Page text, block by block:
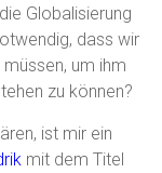
Globalisierung
dass wir
um ihm
zu können?
ist mir ein
mit dem Titel